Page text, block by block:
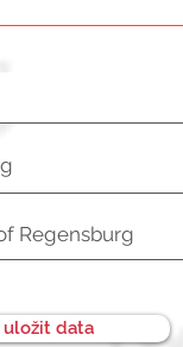
uložit data